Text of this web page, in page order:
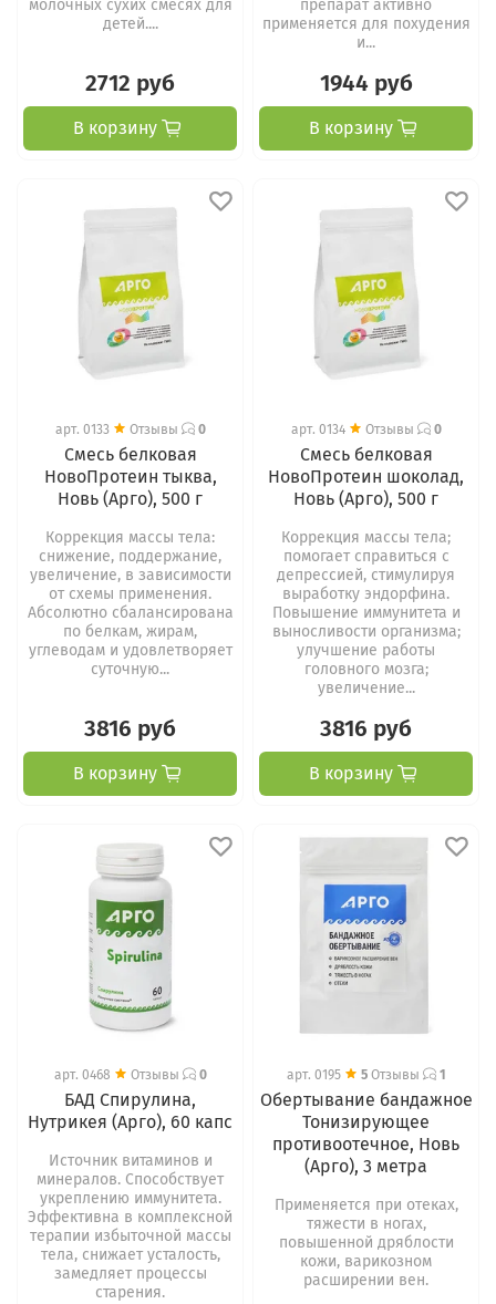
молочных сухих смесях для
детей....
2712 руб
В корзину
препарат активно
применяется для похудения
и...
1944 руб
В корзину
арт. 0133 Отзывы 0
Смесь белковая
НовоПротеин тыква,
Новь (Арго), 500 г
Коррекция массы тела:
снижение, поддержание,
увеличение, в зависимости
от схемы применения.
Абсолютно сбалансирована
по белкам, жирам,
углеводам и удовлетворяет
суточную...
3816 руб
В корзину
арт. 0134 Отзывы 0
Смесь белковая
НовоПротеин шоколад,
Новь (Арго), 500 г
Коррекция массы тела;
помогает справиться с
депрессией, стимулируя
выработку эндорфина.
Повышение иммунитета и
выносливости организма;
улучшение работы
головного мозга;
увеличение...
3816 руб
В корзину
арт. 0468 Отзывы 0
БАД Спирулина,
Нутрикея (Арго), 60 капс
Источник витаминов и
минералов. Способствует
укреплению иммунитета.
Эффективна в комплексной
терапии избыточной массы
тела, снижает усталость,
замедляет процессы
старения.
арт. 0195 5Отзывы 1
Обертывание бандажное
Тонизирующее
противоотечное, Новь
(Арго), 3 метра
Применяется при отеках,
тяжести в ногах,
повышенной дряблости
кожи, варикозном
расширении вен.